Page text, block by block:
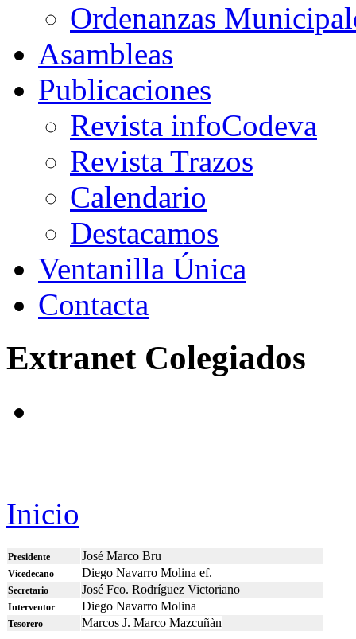
Ordenanzas
Asambleas
Publicaciones
Revista infoCodeva
Revista Trazos
Calendario
Destacamos
Ventanilla Única
Contacta
Extranet Colegiados
Inicio
Presidente José Marco Bru
Vicedecano Diego Navarro Molina ef.
Secretario José Fco. Rodríguez Victoriano
Interventor Diego Navarro Molina
Tesorero Marcos J. Marco Mazcuñàn